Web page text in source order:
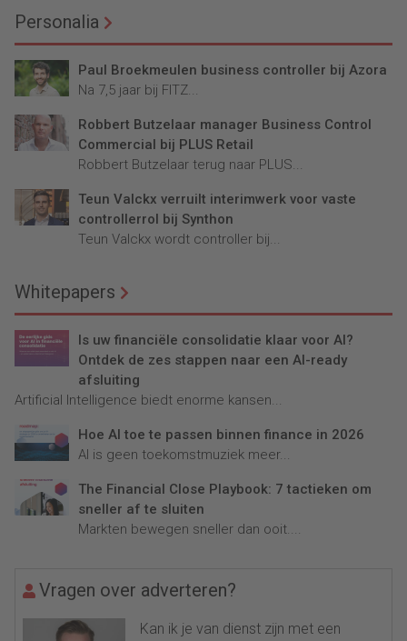
Personalia
Paul Broekmeulen business controller bij Azora
Na 7,5 jaar bij FITZ...
Robbert Butzelaar manager Business Control
Commercial bij PLUS Retail
Robbert Butzelaar terug naar PLUS...
Teun Valckx verruilt interimwerk voor vaste
controllerrol bij Synthon
Teun Valckx wordt controller bij...
Whitepapers
Is uw financiële consolidatie klaar voor AI?
Ontdek de zes stappen naar een AI-ready
afsluiting
Artificial Intelligence biedt enorme kansen...
Hoe AI toe te passen binnen finance in 2026
AI is geen toekomstmuziek meer...
The Financial Close Playbook: 7 tactieken om
sneller af te sluiten
Markten bewegen sneller dan ooit....
Vragen over adverteren?
Kan ik je van dienst zijn met een